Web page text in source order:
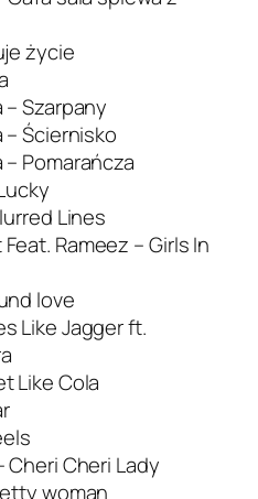
życie
Szarpany
Ściernisko
Pomarańcza
Lines
Rameez – Girls In
love
Like Jagger ft.
Like Cola
Cheri Cheri Lady
woman